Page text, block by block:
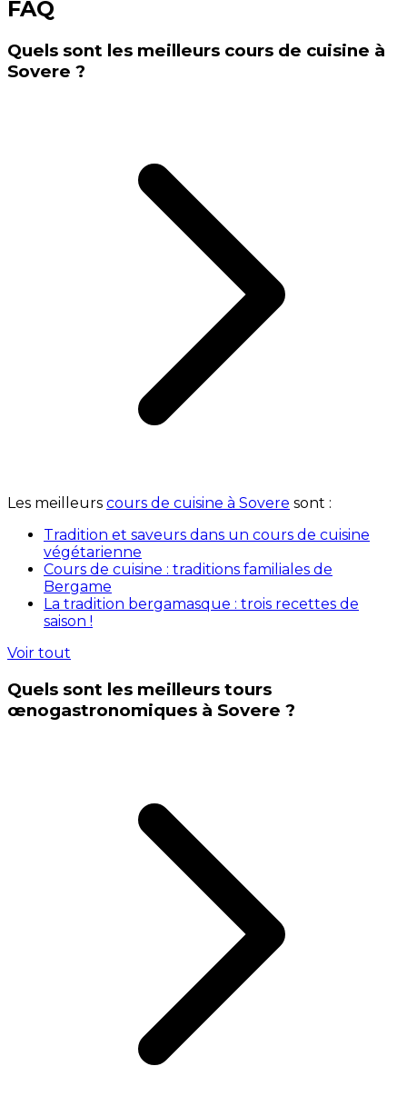
FAQ
Quels sont les meilleurs cours de cuisine à
Sovere ?
Les meilleurs cours de cuisine à Sovere sont :
Tradition et saveurs dans un cours de cuisine
végétarienne
Cours de cuisine : traditions familiales de
Bergame
La tradition bergamasque : trois recettes de
saison !
Voir tout
Quels sont les meilleurs tours
œnogastronomiques à Sovere ?